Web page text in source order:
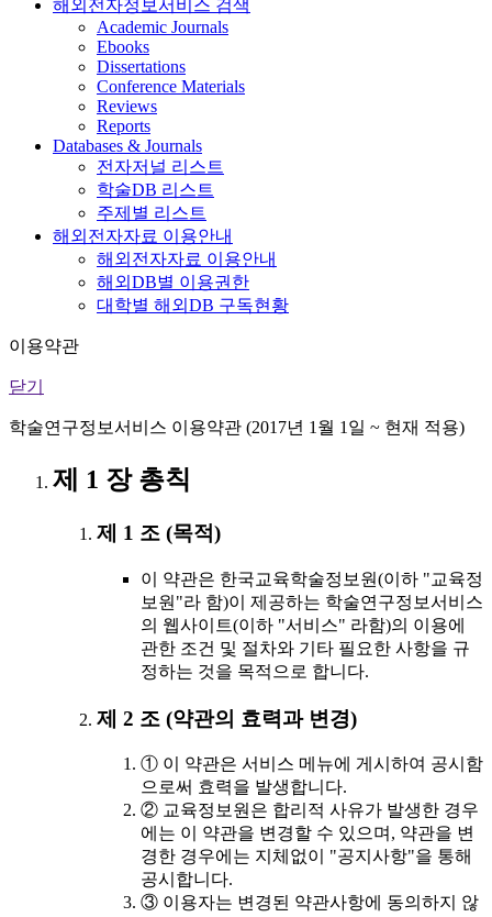
해외전자정보서비스 검색
Academic Journals
Ebooks
Dissertations
Conference Materials
Reviews
Reports
Databases & Journals
전자저널 리스트
학술DB 리스트
주제별 리스트
해외전자자료 이용안내
해외전자자료 이용안내
해외DB별 이용권한
대학별 해외DB 구독현황
이용약관
닫기
학술연구정보서비스 이용약관 (2017년 1월 1일 ~ 현재 적용)
제 1 장 총칙
제 1 조 (목적)
이 약관은 한국교육학술정보원(이하 "교육정
보원"라 함)이 제공하는 학술연구정보서비스
의 웹사이트(이하 "서비스" 라함)의 이용에
관한 조건 및 절차와 기타 필요한 사항을 규
정하는 것을 목적으로 합니다.
제 2 조 (약관의 효력과 변경)
① 이 약관은 서비스 메뉴에 게시하여 공시함
으로써 효력을 발생합니다.
② 교육정보원은 합리적 사유가 발생한 경우
에는 이 약관을 변경할 수 있으며, 약관을 변
경한 경우에는 지체없이 "공지사항"을 통해
공시합니다.
③ 이용자는 변경된 약관사항에 동의하지 않